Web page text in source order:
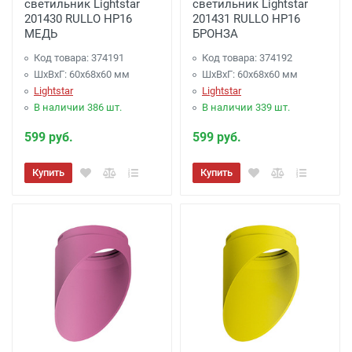
светильник Lightstar
201430 RULLO HP16
МЕДЬ
Код товара: 374191
ШхВхГ: 60x68x60 мм
Lightstar
В наличии 386 шт.
599 руб.
Купить
светильник Lightstar
201431 RULLO HP16
БРОНЗА
Код товара: 374192
ШхВхГ: 60x68x60 мм
Lightstar
В наличии 339 шт.
599 руб.
Купить